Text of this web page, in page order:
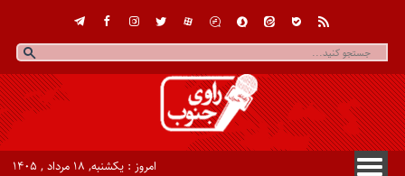
امروز : یکشنبه, ۱۸ مرداد , ۱۴۰۵